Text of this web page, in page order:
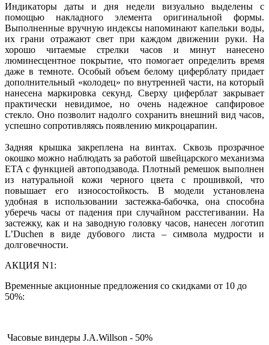
Индикаторы даты и дня недели визуально выделены с
помощью накладного элемента оригинальной формы.
Выполненные вручную индексы напоминают капельки воды,
их грани отражают свет при каждом движении руки. На
хорошо читаемые стрелки часов и минут нанесено
люминесцентное покрытие, что помогает определить время
даже в темноте. Особый объем белому циферблату придает
дополнительный «колодец» по внутренней части, на который
нанесена маркировка секунд. Сверху циферблат закрывает
практически невидимое, но очень надежное сапфировое
стекло. Оно позволит надолго сохранить внешний вид часов,
успешно сопротивляясь появлению микроцарапин.
Задняя крышка закреплена на винтах. Сквозь прозрачное
окошко можно наблюдать за работой швейцарского механизма
ETA с функцией автоподзавода. Плотный ремешок выполнен
из натуральной кожи черного цвета с прошивкой, что
повышает его износостойкость. В модели установлена
удобная в использовании застежка-бабочка, она способна
уберечь часы от падения при случайном расстегивании. На
застежку, как и на заводную головку часов, нанесен логотип
L’Duchen в виде дубового листа – символа мудрости и
долговечности.
АКЦИЯ N1:
Временные акционные предложения со скидками от 10 до
50%:
Часовые виндеры J.A.Willson - 50%